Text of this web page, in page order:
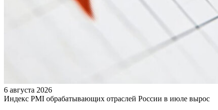
6 августа 2026
Индекс PMI обрабатывающих отраслей России в июле вырос